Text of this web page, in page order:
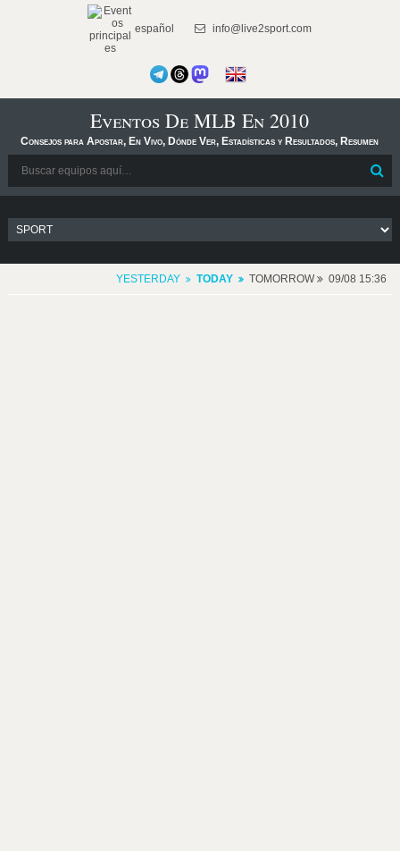
español info@live2sport.com
Eventos De MLB En 2010
Consejos para Apostar, En Vivo, Dónde Ver, Estadísticas y Resultados, Resumen
YESTERDAY TODAY TOMORROW 09/08 15:36